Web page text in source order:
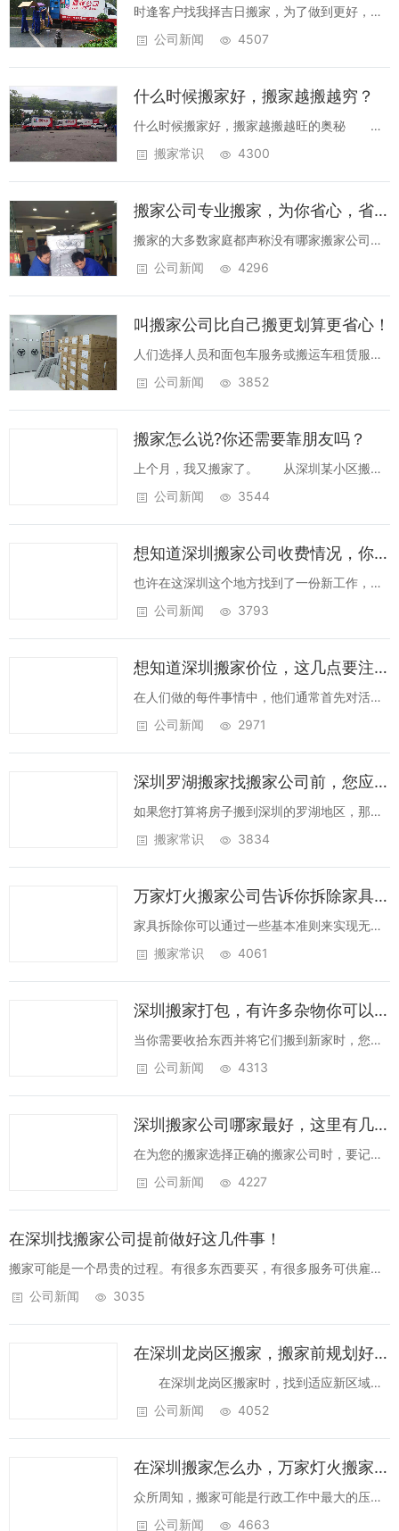
节...
时逢客户找我择吉日搬家，为了做到更好，便
四处网罗浏览这方面的资料。可最终发现，没
无奈，只能将网罗到的相关内容进行了概括
性...
公司新闻 4507
什么时候搬家好，搬家越搬越穷？
什么时候搬家好，搬家越搬越旺的奥秘 两
种情况，一是搬家后生活蒸蒸日上，另外则是
这是非常重要的，如果风水不好会损财损
丁。...
搬家常识 4300
搬家公司专业搬家，为你省心，省力！
搬家的大多数家庭都声称没有哪家搬家公司专
业的搬家，但是他们当时总能做得更好。然
业服务，他们或多或少接近完美。毫无疑问，
搬...
公司新闻 4296
叫搬家公司比自己搬更划算更省心！
人们选择人员和面包车服务或搬运车租赁服务
有两个主要原因，而不是常规房屋搬家公司：
车还是需要面包车公司的人员进行房屋搬
运，...
公司新闻 3852
搬家怎么说?你还需要靠朋友吗？
上个月，我又搬家了。 从深圳某小区搬到
了深圳某小区。因为之前小区门口的那条路，
率吓死，但搬家是100%会累死。 她...
公司新闻 3544
想知道深圳搬家公司收费情况，你要清楚这几点！
也许在这深圳这个地方找到了一份新工作，或
者想搬到深圳大学附近的某个地方。或者，也
必须找到一家搬家公司。 你可能会想...
公司新闻 3793
想知道深圳搬家价位，这几点要注意！
在人们做的每件事情中，他们通常首先对活动
的价格或他们将要使用的服务感兴趣。这是一
搬家公司服务好，价格周到。每个人都听说
成...
公司新闻 2971
深圳罗湖搬家找搬家公司前，您应该了解一些事项！
如果您打算将房子搬到深圳的罗湖地区，那么
在计划整个搬家过程之前，您应该了解一些事
是您生活中的一件大事，所以您需要确保知
道...
搬家常识 3834
万家灯火搬家公司告诉你拆除家具的方法！
家具拆除你可以通过一些基本准则来实现无压
力。由于多种原因，家具搬运可能会造成压
成，可能出现许多移除并发症。但不用担心;因
为...
搬家常识 4061
深圳搬家打包，有许多杂物你可以这样清理！
当你需要收拾东西并将它们搬到新家时，您可
以在万家灯火搬家公司找专业服务，这些服务
着更多的工作对你而言需要更长的时间，但
是...
公司新闻 4313
深圳搬家公司哪家最好，这里有几个选择公司的重要细节！
在为您的搬家选择正确的搬家公司时，要记住
许多有用的事情。例如，您需要确保公司值得
快速地进入新家。以下是查找，比较和选择
搬...
公司新闻 4227
在深圳找搬家公司提前做好这几件事！
搬家可能是一个昂贵的过程。有很多东西要买，有很多服务可供雇
用，等等。这只是一个昂贵的过程。但是，如果你愿意的话，有很多
公司新闻 3035
在深圳龙岗区搬家，搬家前规划好房间放置有几点注意！
在深圳龙岗区搬家时，找到适应新区域的
最佳方式并了解空间非常重要。将新家变成一
公司新闻 4052
在深圳搬家怎么办，万家灯火搬家公司告诉你！
众所周知，搬家可能是行政工作中最大的压力
之一，也是物理上的压力。您希望尽可能快速
公司新闻 4663